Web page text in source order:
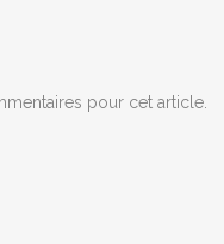
pour cet article.